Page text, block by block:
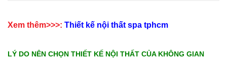
Xem thêm>>>: Thiết kế nội thất spa tphcm
LÝ DO NÊN CHỌN THIẾT KẾ NỘI THẤT CỦA KHÔNG GIAN